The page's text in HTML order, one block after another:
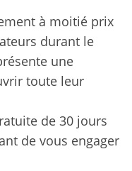
à moitié prix
durant le
une
toute leur
de 30 jours
de vous engager